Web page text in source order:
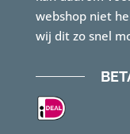
webshop niet
wij dit zo snel